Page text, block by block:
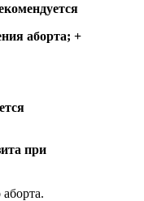
аборта; +
при